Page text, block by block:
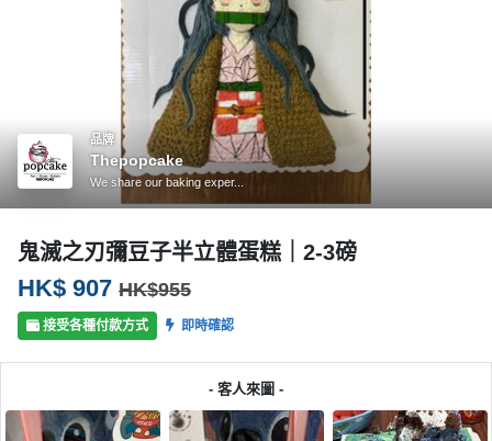
服
務
產
分
類
動
品牌
Thepopcake
We share our baking exper...
鬼滅之刃彌豆子半立體蛋糕｜2-3磅
HK$ 907 HK$955
接受各種付款方式 即時確認
- 客人來圖 -